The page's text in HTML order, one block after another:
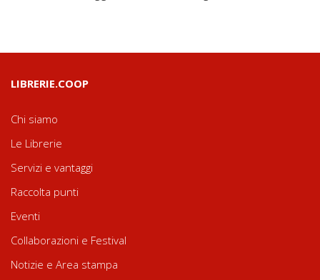
LIBRERIE.COOP
Chi siamo
Le Librerie
Servizi e vantaggi
Raccolta punti
Eventi
Collaborazioni e Festival
Notizie e Area stampa